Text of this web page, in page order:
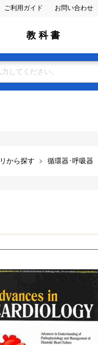
ご利用ガイド お問い合わせ
教 科 書
から探す 循環器･呼吸器